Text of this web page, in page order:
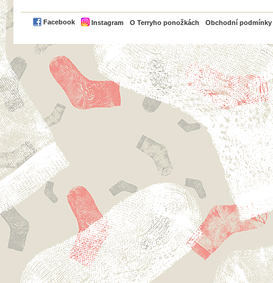
Facebook Instagram O Terryho ponožkách Obchodní podmínky
PayPal